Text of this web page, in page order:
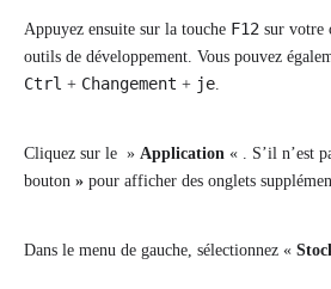
Appuyez ensuite sur la touche F12 sur votre
outils de développement. Vous pouvez
Ctrl + Changement + je
Cliquez sur le » Application « . S’il n’est
bouton » pour afficher des onglets
Dans le menu de gauche, sélectionnez «